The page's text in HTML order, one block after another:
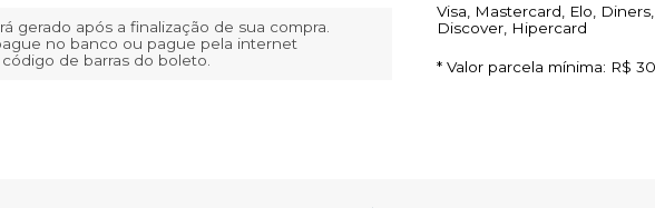
gerado após a finalização de sua compra.
no banco ou pague pela internet
de barras do boleto.
Visa, Mastercard, Elo,
Discover, Hipercard
* Valor parcela mínima: R$